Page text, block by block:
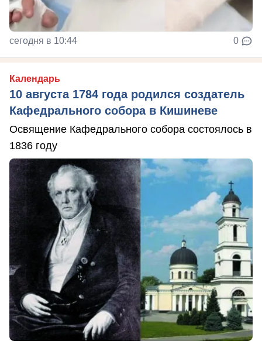
сегодня в 10:44 0
Календарь
10 августа 1784 года родился создатель
Кафедрального собора в Кишиневе
Освящение Кафедрального собора состоялось в
1836 году